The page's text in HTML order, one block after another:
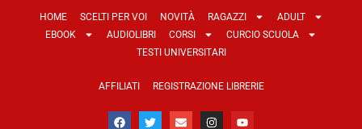
HOME SCELTI PER VOI NOVITÀ RAGAZZI
ADULT
EBOOK
AUDIOLIBRI CORSI
CURCIO SCUOLA
TESTI UNIVERSITARI
AFFILIATI REGISTRAZIONE LIBRERIE